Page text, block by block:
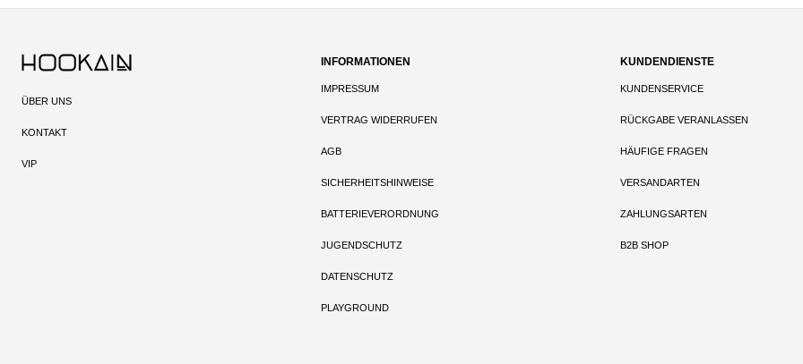
ÜBER UNS
KONTAKT
VIP
INFORMATIONEN
IMPRESSUM
VERTRAG WIDERRUFEN
AGB
SICHERHEITSHINWEISE
BATTERIEVERORDNUNG
JUGENDSCHUTZ
DATENSCHUTZ
PLAYGROUND
KUNDENDIENSTE
KUNDENSERVICE
RÜCKGABE VERANLASSEN
HÄUFIGE FRAGEN
VERSANDARTEN
ZAHLUNGSARTEN
B2B SHOP